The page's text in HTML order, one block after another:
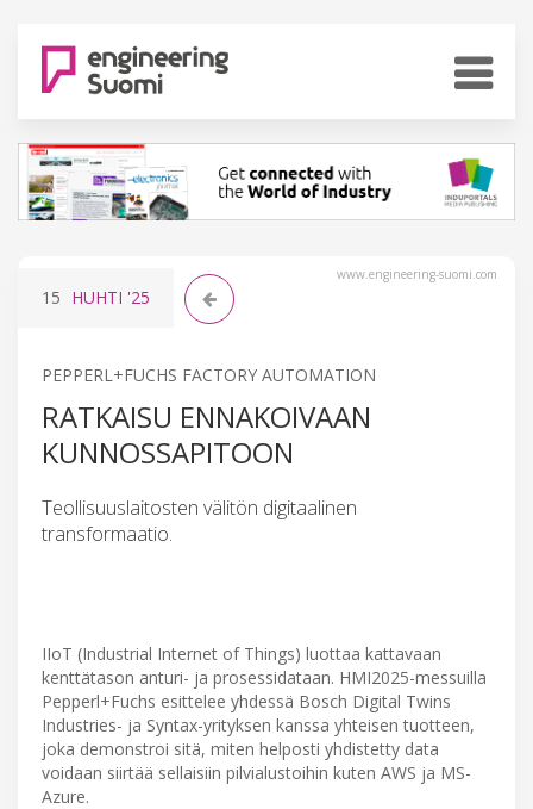
www.engineering-suomi.com
15 HUHTI '25
PEPPERL+FUCHS FACTORY AUTOMATION
RATKAISU ENNAKOIVAAN
KUNNOSSAPITOON
Teollisuuslaitosten välitön digitaalinen
transformaatio.
IIoT (Industrial Internet of Things) luottaa kattavaan
kenttätason anturi- ja prosessidataan. HMI2025-messuilla
Pepperl+Fuchs esittelee yhdessä Bosch Digital Twins
Industries- ja Syntax-yrityksen kanssa yhteisen tuotteen,
joka demonstroi sitä, miten helposti yhdistetty data
voidaan siirtää sellaisiin pilvialustoihin kuten AWS ja MS-
Azure.